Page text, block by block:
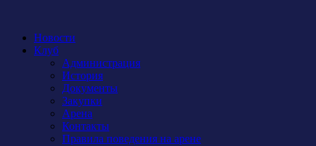
Новости
Клуб
Администрация
История
Документы
Закупки
Арена
Контакты
Правила поведения на арене